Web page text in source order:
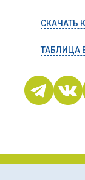
СКАЧАТЬ
ТАБЛИЦА